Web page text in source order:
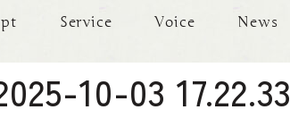
Service Voice News
10-03 17.22.33